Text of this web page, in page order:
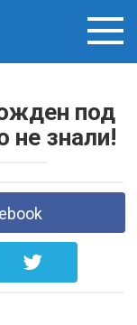
под
не знали!